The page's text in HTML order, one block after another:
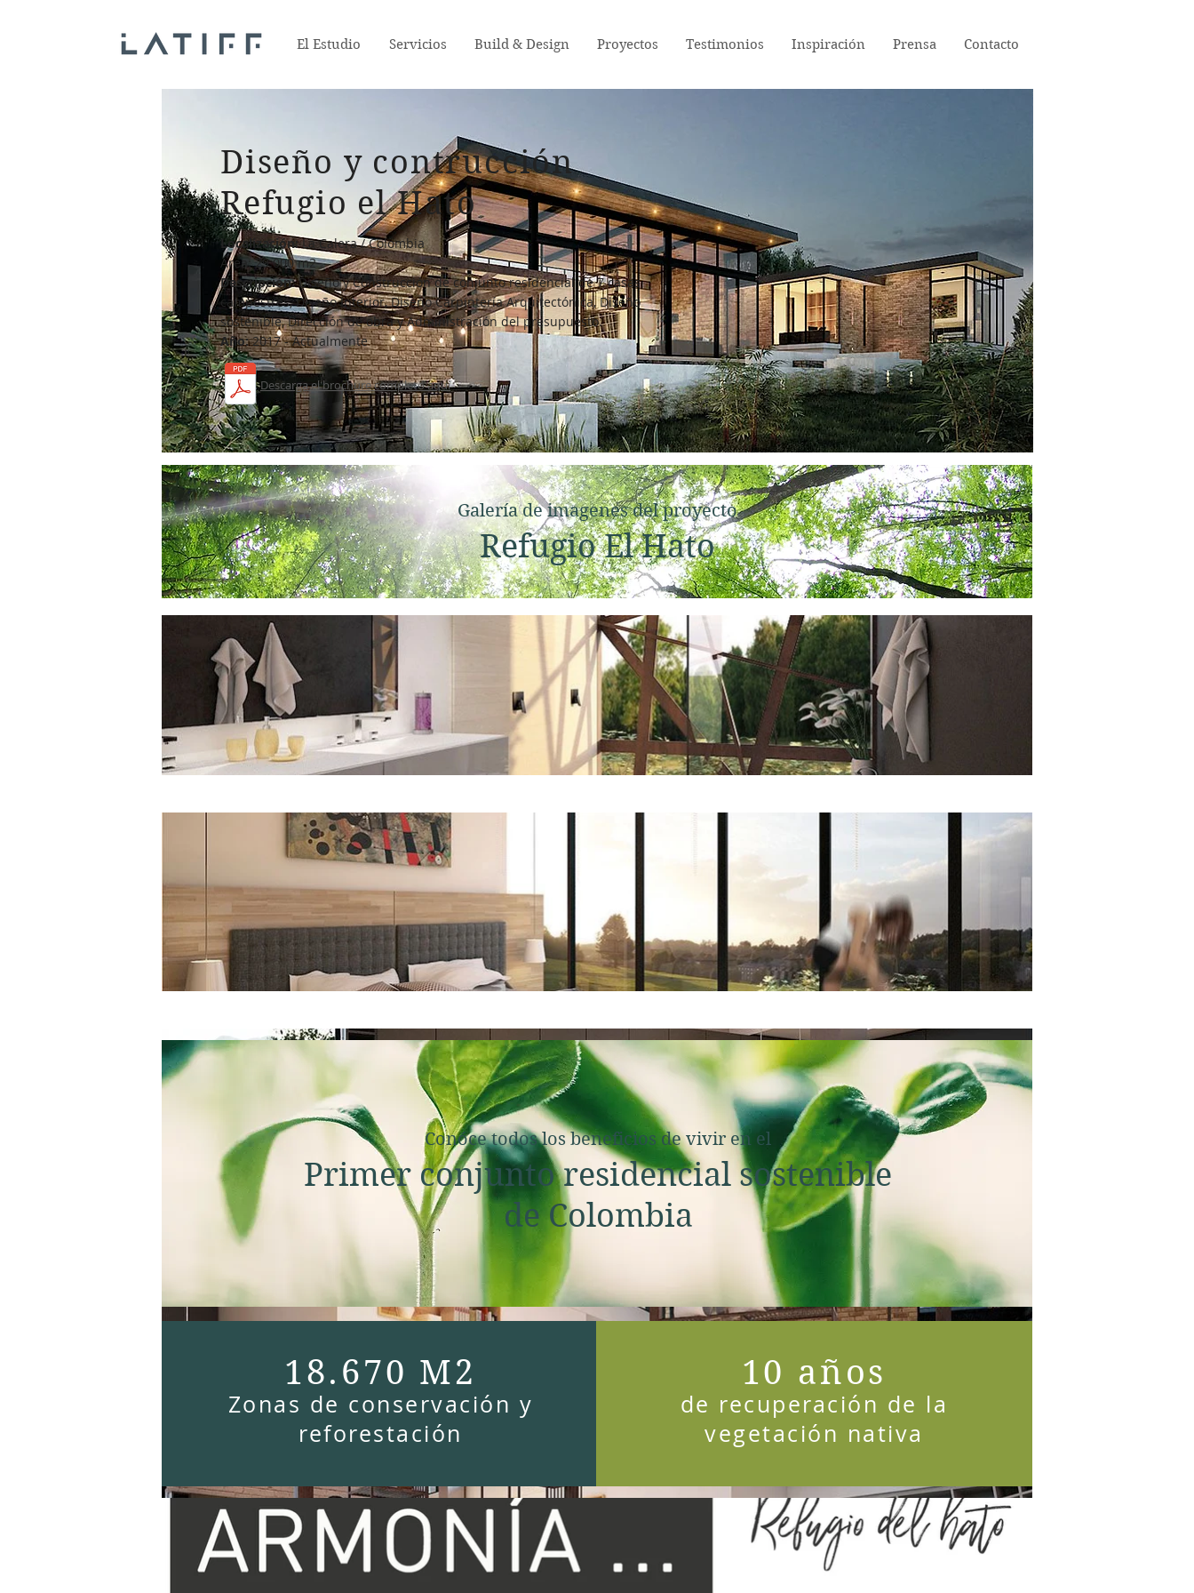
El Estudio Servicios Build & Design Proyectos Testimonios Inspiración Prensa Contacto
Diseño y contrucción
Refugio el Hato
Localización:La Calera / Colombia
Área: 29.000 m2
Descripción:Diseño y Construcción de conjunto residencial de 7 casas
campestres, Diseño Interior, Diseño Carpintería Arquitectónica, Diseño
sostenible, Dirección de obra y Administración del presupuesto.
Año:2017 - Actualmente
Descarga el brochure completo aquí
Galería de imagenes del proyecto
Refugio El Hato
Conóce todos los beneficios de vivir en el
Primer conjunto residencial sostenible
de Colombia
18.670 M2
Zonas de conservación y
reforestación
10 años
de recuperación de la
vegetación nativa